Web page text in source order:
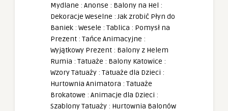
Mydlane : Anonse : Balony na Hel :
Dekoracje Weselne :Jak zrobić Płyn do
Baniek : Wesele : Tablica : Pomysł na
Prezent : Tańce Animacyjne :
Wyjątkowy Prezent : Balony z Helem
Rumia : Tatuaże : Balony Katowice :
Wzory Tatuaży : Tatuaże dla Dzieci :
Hurtownia Animatora : Tatuaże
Brokatowe : Animacje dla Dzieci :
Szablony Tatuaży : Hurtownia Balonów